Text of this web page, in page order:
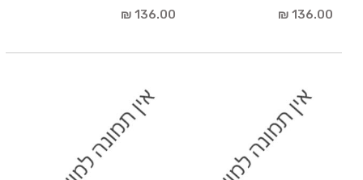
136.00 ₪
136.00 ₪